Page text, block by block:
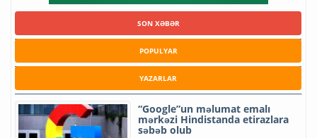
SON XƏBƏR
POPULYAR
YAZARLAR
“Google”un məlumat emalı
mərkəzi Hindistanda etirazlara
səbəb olub